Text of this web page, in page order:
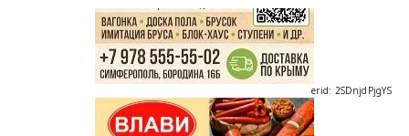
erid: 2SDnjdPjgYS